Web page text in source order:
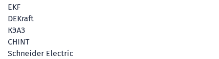
EKF
DEKraft
КЭАЗ
CHINT
Schneider Electric